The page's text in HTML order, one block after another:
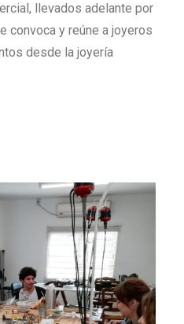
llevados adelante por
convoca y reúne a joyeros
desde la joyería